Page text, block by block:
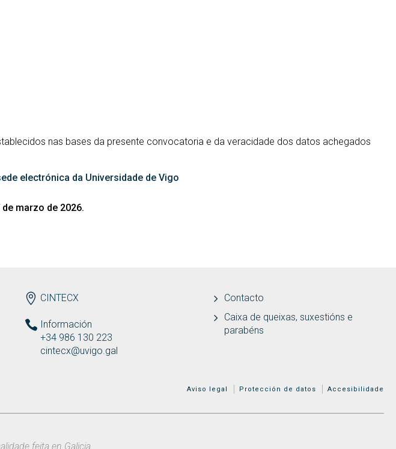
nas bases da presente convocatoria e da veracidade dos datos achegados
electrónica da Universidade de Vigo
de marzo de 2026.
ENDEREZOCINTECX
Información
+34 986 130 223
cintecx@uvigo.gal
Contacto
Caixa de queixas, suxestións e
parabéns
MENÚ ADICIONAL
Aviso legal Protección de datos Accesibilidade
feita en Galicia.